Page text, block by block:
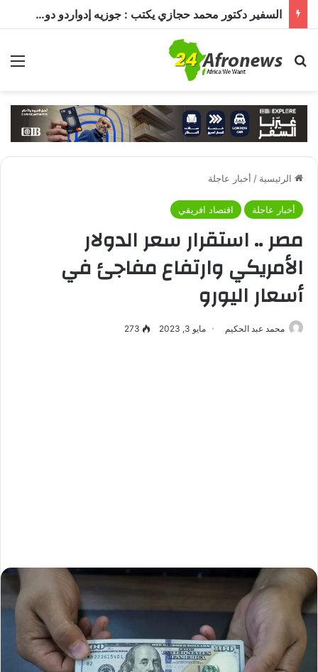
السفير دكتور محمد حجازي يكتب : جوزيه إدواردو دوس سانتوس… قائد أنغولا في مرحلة بناء الدولة وتعزيز الشراكة مع القاهرة
بحث عن
الرئيسية / أخبار عاجلة
أخبار عاجلة اقتصاد افريقي
مصر .. استقرار سعر الدولار
الأمريكي وارتفاع مفاجئ في
أسعار اليورو
محمد عبد الحكيم مايو 3, 2023 273